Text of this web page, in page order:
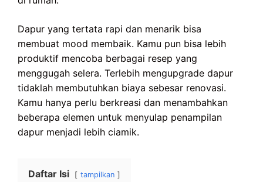
Dapur yang tertata rapi dan menarik bisa
membuat mood membaik. Kamu pun bisa lebih
produktif mencoba berbagai resep yang
menggugah selera. Terlebih mengupgrade dapur
tidaklah membutuhkan biaya sebesar renovasi.
Kamu hanya perlu berkreasi dan menambahkan
beberapa elemen untuk menyulap penampilan
dapur menjadi lebih ciamik.
Daftar Isi tampilkan